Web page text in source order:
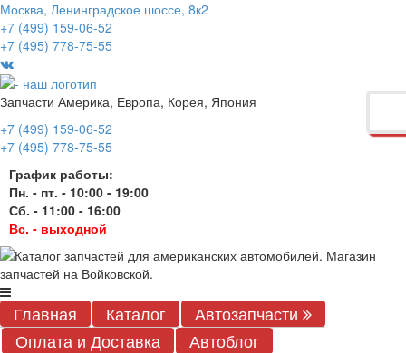
Москва, Ленинградское шоссе, 8к2
+7 (499) 159-06-52
+7 (495) 778-75-55
Запчасти Америка, Европа, Корея, Япония
+7 (499) 159-06-52
+7 (495) 778-75-55
График работы:
Пн. - пт. - 10:00 - 19:00
Сб. - 11:00 - 16:00
Вс. - выходной
Главная Каталог
Автозапчасти
Оплата и Доставка
Автоблог